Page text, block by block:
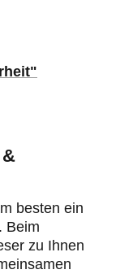
besten ein
Beim
zu Ihnen